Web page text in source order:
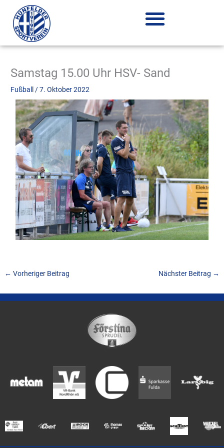
Inhalt
springen
Samstag 15.00 Uhr HSV- Sand
Fußball /7. Oktober 2022
← Vorheriger Beitrag Nächster Beitrag →